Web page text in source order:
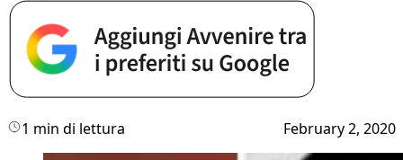
1 min di lettura February 2, 2020